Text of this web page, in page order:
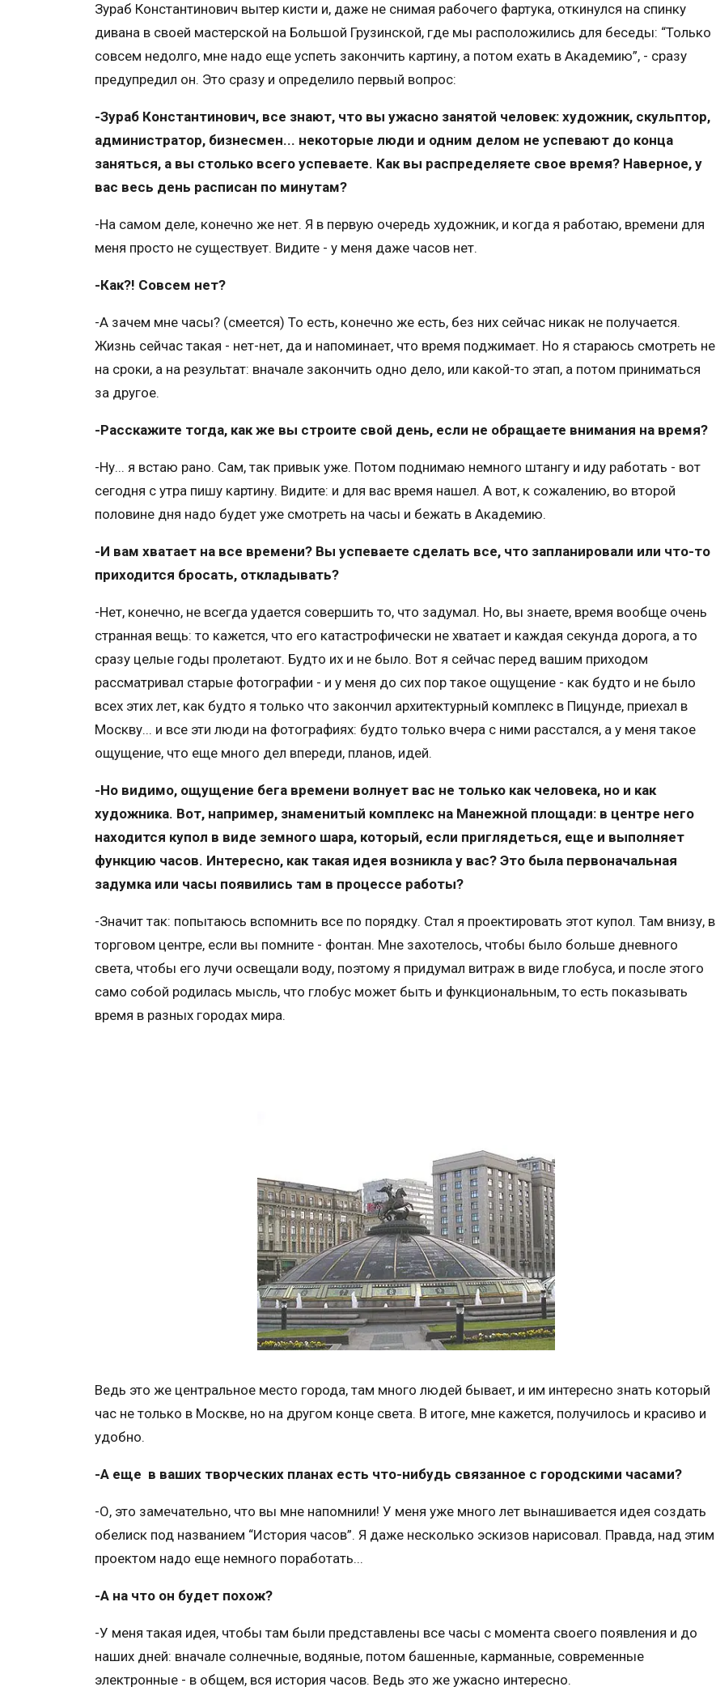
Зураб Константинович вытер кисти и, даже не снимая рабочего фартука, откинулся на спинку
дивана в своей мастерской на Большой Грузинской, где мы расположились для беседы: “Только
совсем недолго, мне надо еще успеть закончить картину, а потом ехать в Академию”, - сразу
предупредил он. Это сразу и определило первый вопрос:
-Зураб Константинович, все знают, что вы ужасно занятой человек: художник, скульптор,
администратор, бизнесмен... некоторые люди и одним делом не успевают до конца
заняться, а вы столько всего успеваете. Как вы распределяете свое время? Наверное, у
вас весь день расписан по минутам?
-На самом деле, конечно же нет. Я в первую очередь художник, и когда я работаю, времени для
меня просто не существует. Видите - у меня даже часов нет.
-Как?! Совсем нет?
-А зачем мне часы? (смеется) То есть, конечно же есть, без них сейчас никак не получается.
Жизнь сейчас такая - нет-нет, да и напоминает, что время поджимает. Но я стараюсь смотреть не
на сроки, а на результат: вначале закончить одно дело, или какой-то этап, а потом приниматься
за другое.
-Расскажите тогда, как же вы строите свой день, если не обращаете внимания на время?
-Ну... я встаю рано. Сам, так привык уже. Потом поднимаю немного штангу и иду работать - вот
сегодня с утра пишу картину. Видите: и для вас время нашел. А вот, к сожалению, во второй
половине дня надо будет уже смотреть на часы и бежать в Академию.
-И вам хватает на все времени? Вы успеваете сделать все, что запланировали или что-то
приходится бросать, откладывать?
-Нет, конечно, не всегда удается совершить то, что задумал. Но, вы знаете, время вообще очень
странная вещь: то кажется, что его катастрофически не хватает и каждая секунда дорога, а то
сразу целые годы пролетают. Будто их и не было. Вот я сейчас перед вашим приходом
рассматривал старые фотографии - и у меня до сих пор такое ощущение - как будто и не было
всех этих лет, как будто я только что закончил архитектурный комплекс в Пицунде, приехал в
Москву... и все эти люди на фотографиях: будто только вчера с ними расстался, а у меня такое
ощущение, что еще много дел впереди, планов, идей.
-Но видимо, ощущение бега времени волнует вас не только как человека, но и как
художника. Вот, например, знаменитый комплекс на Манежной площади: в центре него
находится купол в виде земного шара, который, если приглядеться, еще и выполняет
функцию часов. Интересно, как такая идея возникла у вас? Это была первоначальная
задумка или часы появились там в процессе работы?
-Значит так: попытаюсь вспомнить все по порядку. Стал я проектировать этот купол. Там внизу, в
торговом центре, если вы помните - фонтан. Мне захотелось, чтобы было больше дневного
света, чтобы его лучи освещали воду, поэтому я придумал витраж в виде глобуса, и после этого
само собой родилась мысль, что глобус может быть и функциональным, то есть показывать
время в разных городах мира.
Ведь это же центральное место города, там много людей бывает, и им интересно знать который
час не только в Москве, но на другом конце света. В итоге, мне кажется, получилось и красиво и
удобно.
-А еще в ваших творческих планах есть что-нибудь связанное с городскими часами?
-О, это замечательно, что вы мне напомнили! У меня уже много лет вынашивается идея создать
обелиск под названием “История часов”. Я даже несколько эскизов нарисовал. Правда, над этим
проектом надо еще немного поработать...
-А на что он будет похож?
-У меня такая идея, чтобы там были представлены все часы с момента своего появления и до
наших дней: вначале солнечные, водяные, потом башенные, карманные, современные
электронные - в общем, вся история часов. Ведь это же ужасно интересно.